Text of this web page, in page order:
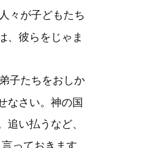
々が子どもたち
、彼らをじゃま
子たちをおしか
なさい。神の国
い払うなど、
っておきます